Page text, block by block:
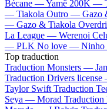
Bécane —Yamê 200K —
— Tiakola Outro — Gazo
— Gazo & Tiakola
La League — Werenoi
— PLK No love — Ninho
Top traduction
Traduction Monsters —
Traduction Drivers
Taylor Swift Traduction
Seya — Morad